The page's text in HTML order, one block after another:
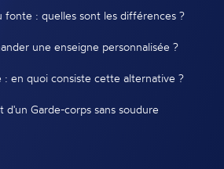
fonte : quelles sont les différences ?
une enseigne personnalisée ?
: en quoi consiste cette alternative ?
d'un Garde-corps sans soudure